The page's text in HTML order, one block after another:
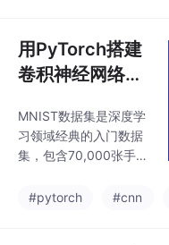
定数量的图像样本，这
些图像涵盖了不同角
度、光照条件下的食物
供了丰富的多样性。nn.
Conv2d(stride=1,padd
ing=2,),nn.ReLU(),nn.R
一个名为CNN的类，继
用PyTorch搭建
卷积神经网络实
字识别
MNIST数据集是深度学
习领域经典的入门数据
集，包含70,000张手写
张用于训练，10,000张
#pytorch #cnn